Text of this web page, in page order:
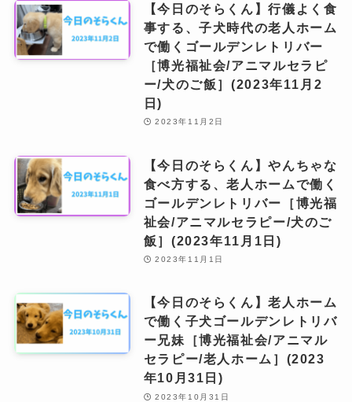
【今日のそらくん】行儀よく食
事する、子犬時代の老人ホーム
で働くゴールデンレトリバー
［博光福祉会/アニマルセラピ
ー/犬のご飯］(2023年11月2
日)
2023年11月2日
【今日のそらくん】やんちゃな
食べ方する、老人ホームで働く
ゴールデンレトリバー［博光福
祉会/アニマルセラピー/犬のご
飯］(2023年11月1日)
2023年11月1日
【今日のそらくん】老人ホーム
で働く子犬ゴールデンレトリバ
ー兄妹［博光福祉会/アニマル
セラピー/老人ホーム］(2023
年10月31日)
2023年10月31日